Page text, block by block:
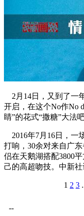
2月14日，又到了一
开启，在这个No作No
睛”的花式“撒糖”大法吧
2016年7月16日，一
打响，30余对来自广
侣在天鹅湖搭配3800
己的高超吻技。中新
1 2 3
--